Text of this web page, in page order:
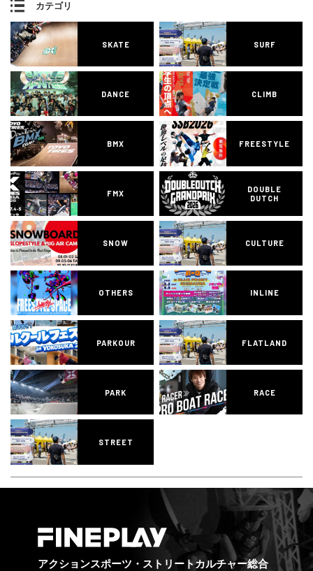
カテゴリ
SKATE SURF
DANCE CLIMB
BMX FREESTYLE
FMX
DOUBLE
DUTCH
SNOW CULTURE
OTHERS INLINE
PARKOUR FLATLAND
PARK RACE
STREET
アクションスポーツ・ストリートカルチャー総合